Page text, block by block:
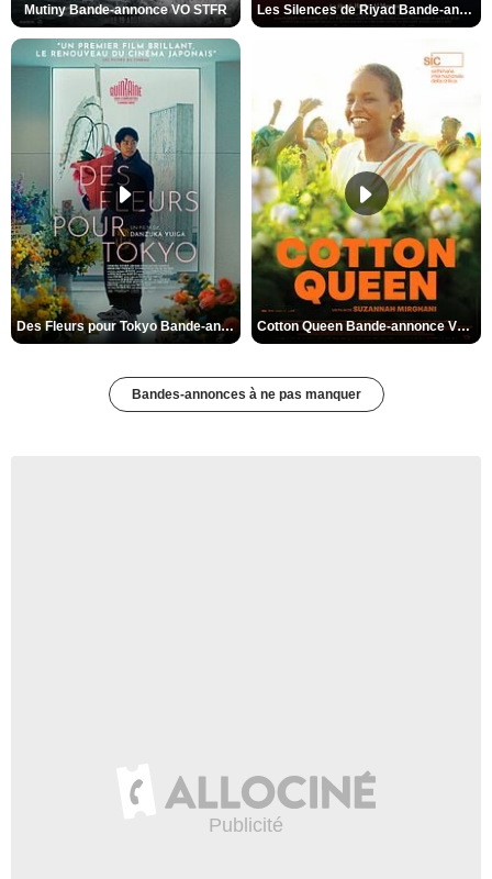
Mutiny Bande-annonce VO STFR Les Silences de Riyad Bande-annonce VO STFR
Des Fleurs pour Tokyo Bande-annonce VO STFR Cotton Queen Bande-annonce VO STFR
Bandes-annonces à ne pas manquer